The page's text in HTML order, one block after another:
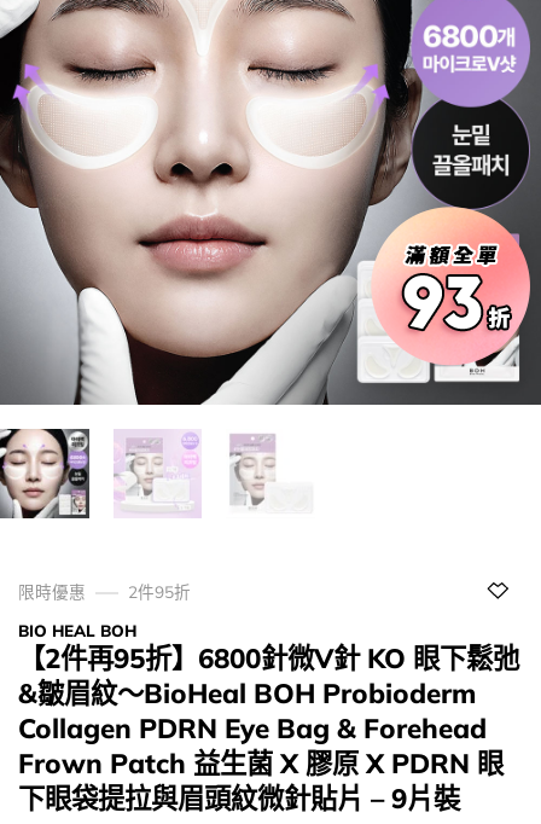
限時優惠
2件95折
BIO HEAL BOH
【2件再95折】6800針微V針 KO 眼下鬆弛
&皺眉紋～BioHeal BOH Probioderm
Collagen PDRN Eye Bag & Forehead
Frown Patch 益生菌 X 膠原 X PDRN 眼
下眼袋提拉與眉頭紋微針貼片 – 9片裝